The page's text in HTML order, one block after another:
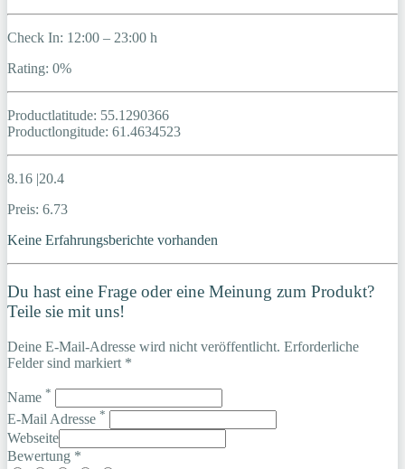
Check In: 12:00 – 23:00 h
Rating: 0%
Productlatitude: 55.1290366
Productlongitude: 61.4634523
8.16 |20.4
Preis: 6.73
Keine Erfahrungsberichte vorhanden
Du hast eine Frage oder eine Meinung zum Produkt?
Teile sie mit uns!
Deine E-Mail-Adresse wird nicht veröffentlicht. Erforderliche
Felder sind markiert *
Name *
E-Mail Adresse *
Webseite
Bewertung *